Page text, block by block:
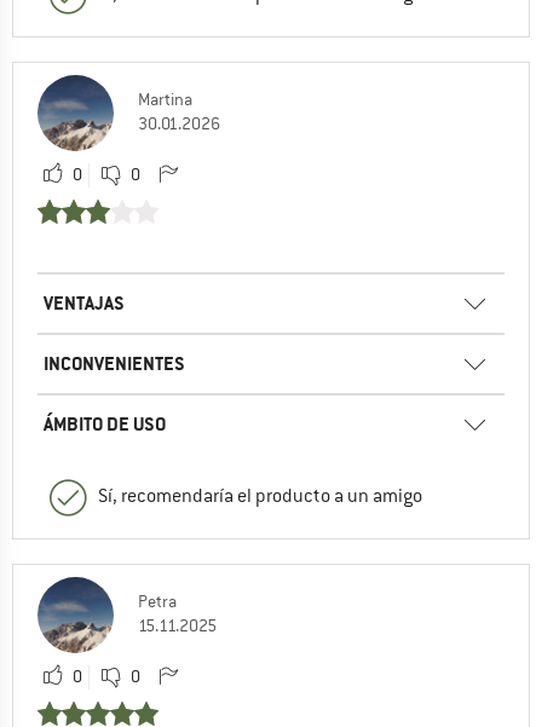
Martina
30.01.2026
0 0
VENTAJAS
INCONVENIENTES
ÁMBITO DE USO
Sí, recomendaría el producto a un amigo
Petra
15.11.2025
0 0